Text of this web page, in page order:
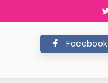
Facebook